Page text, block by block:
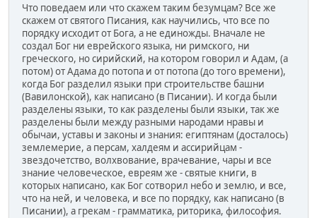
Что поведаем или что скажем таким безумцам? Все же
скажем от святого Писания, как научились, что все по
порядку исходит от Бога, а не единожды. Вначале не
создал Бог ни еврейского языка, ни римского, ни
греческого, но сирийский, на котором говорил и Адам, (а
потом) от Адама до потопа и от потопа (до того времени),
когда Бог разделил языки при строительстве башни
(Вавилонской), как написано (в Писании). И когда были
разделены языки, то как разделены были языки, так же
разделены были между разными народами нравы и
обычаи, уставы и законы и знания: египтянам (досталось)
землемерие, а персам, халдеям и ассирийцам -
звездочетство, волхвование, врачевание, чары и все
знание человеческое, евреям же - святые книги, в
которых написано, как Бог сотворил небо и землю, и все,
что на ней, и человека, и все по порядку, как написано (в
Писании), а грекам - грамматика, риторика, философия.